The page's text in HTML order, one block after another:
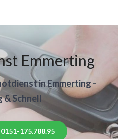
Emmerting
in Emmerting -
& Schnell
175.788.95